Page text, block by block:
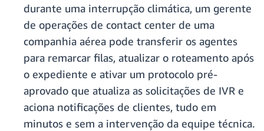
durante uma interrupção climática, um gerente
de operações de contact center de uma
companhia aérea pode transferir os agentes
para remarcar filas, atualizar o roteamento após
o expediente e ativar um protocolo pré-
aprovado que atualiza as solicitações de IVR e
aciona notificações de clientes, tudo em
minutos e sem a intervenção da equipe técnica.